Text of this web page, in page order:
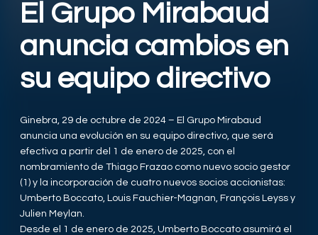
El Grupo Mirabaud
anuncia cambios en
su equipo directivo
Ginebra, 29 de octubre de 2024 – El Grupo Mirabaud
anuncia una evolución en su equipo directivo, que será
efectiva a partir del 1 de enero de 2025, con el
nombramiento de Thiago Frazao como nuevo socio gestor
(1) y la incorporación de cuatro nuevos socios accionistas:
Umberto Boccato, Louis Fauchier-Magnan, François Leyss y
Julien Meylan.
Desde el 1 de enero de 2025, Umberto Boccato asumirá el